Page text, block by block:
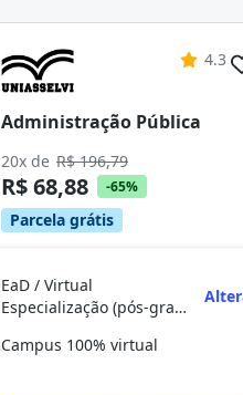
4.3
Administração Pública
20x de R$ 196,79
R$ 68,88 -65%
Parcela grátis
EaD / Virtual
Especialização (pós-graduação)
Campus 100% virtual